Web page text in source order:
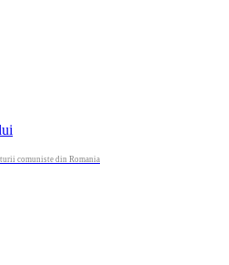
comuniste din Romania